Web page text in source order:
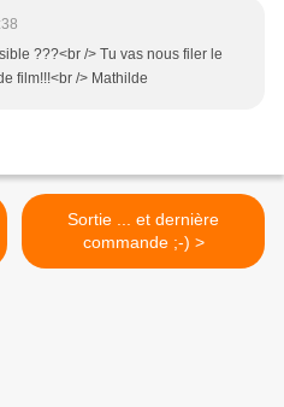
???<br /> Tu vas nous filer le
film!!!<br /> Mathilde
Sortie ... et dernière
commande ;-) >